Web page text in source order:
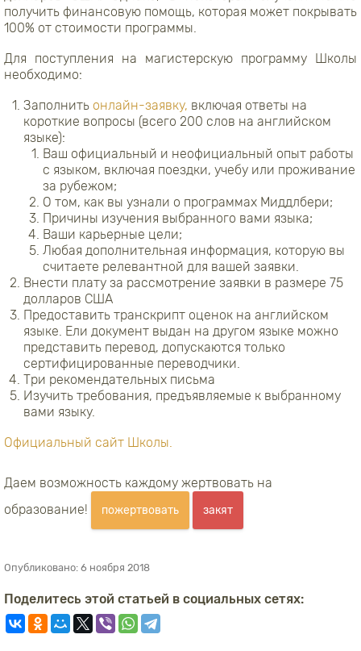
получить финансовую помощь, которая может покрывать
100% от стоимости программы.
Для поступления на магистерскую программу Школы
необходимо:
Заполнить онлайн-заявку, включая ответы на
короткие вопросы (всего 200 слов на английском
языке):
Ваш официальный и неофициальный опыт работы
с языком, включая поездки, учебу или проживание
за рубежом;
О том, как вы узнали о программах Миддлбери;
Причины изучения выбранного вами языка;
Ваши карьерные цели;
Любая дополнительная информация, которую вы
считаете релевантной для вашей заявки.
Внести плату за рассмотрение заявки в размере 75
долларов США
Предоставить транскрипт оценок на английском
языке. Ели документ выдан на другом языке можно
представить перевод, допускаются только
сертифицированные переводчики.
Три рекомендательных письма
Изучить требования, предъявляемые к выбранному
вами языку.
Официальный сайт Школы.
Даем возможность каждому жертвовать на
образование!
пожертвовать закят
Опубликовано: 6 ноября 2018
Поделитесь этой статьей в социальных сетях: